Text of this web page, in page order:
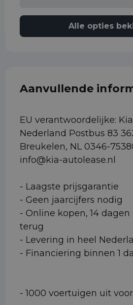
Alle opties
Aanvullende
EU verantwoordelijke:
Nederland Postbus 83
Breukelen, NL 0346-
info@kia-autolease.nl
- Laagste prijsgarantie
- Geen jaarcijfers nodig
- Online kopen, 14
terug
- Levering in heel
- Financiering binnen 1
- 1000 voertuigen uit